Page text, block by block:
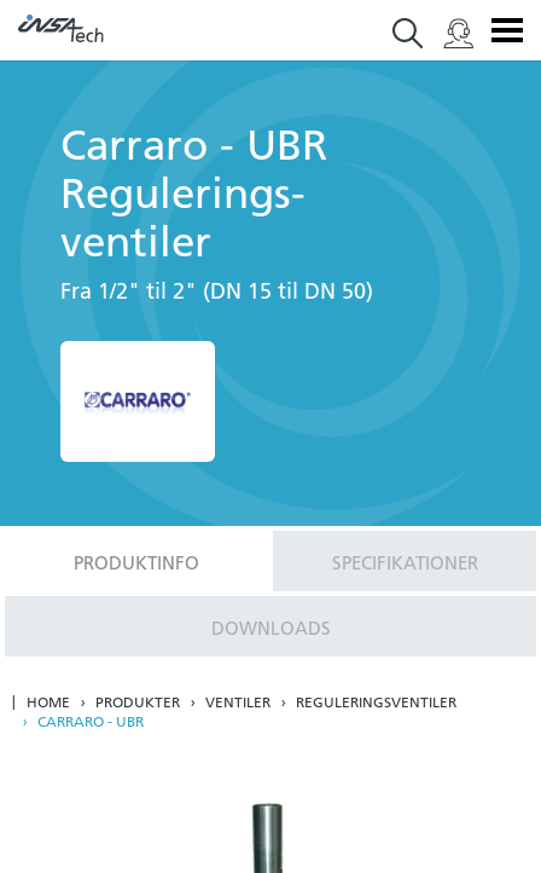
Carraro - UBR
Regulerings­
ventiler
Fra 1/2" til 2" (DN 15 til DN 50)
PRODUKTINFO SPECIFIKATIONER
DOWNLOADS
HOME PRODUKTER VENTILER
REGULERINGSVENTILER
CARRARO - UBR